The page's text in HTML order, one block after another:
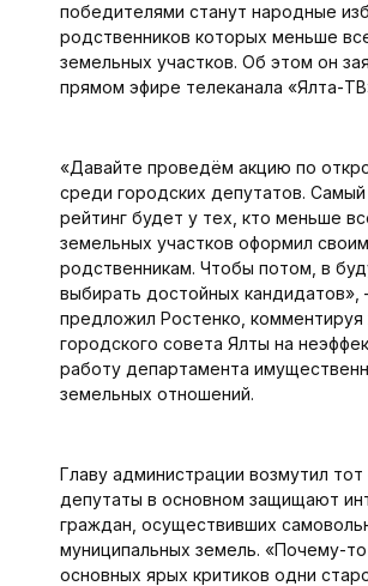
победителями станут народные
родственников которых меньше
земельных участков. Об этом он
прямом эфире телеканала «Ялта-
«Давайте проведём акцию по
среди городских депутатов. Самый
рейтинг будет у тех, кто меньше
земельных участков оформил своим
родственникам. Чтобы потом, в
выбирать достойных кандидатов»,
предложил Ростенко,
городского совета Ялты на
работу департамента
земельных отношений.
Главу администрации возмутил тот
депутаты в основном защищают
граждан, осуществивших
муниципальных земель. «Почему-
основных ярых критиков одни